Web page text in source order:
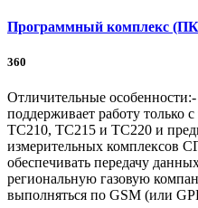
Программный комплекс
360
Отличительные
поддерживает работу только
ТС210, ТС215 и ТС220 и
измерительных комплексов
обеспечивать передачу
региональную газовую
выполняться по GSM (или